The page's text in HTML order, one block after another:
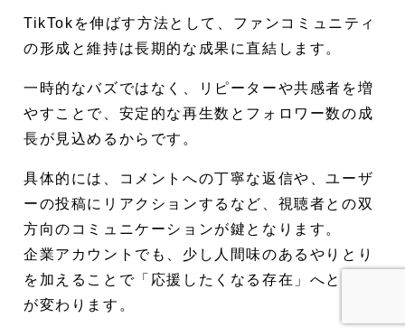
TikTokを伸ばす方法として、ファンコミュニティ
の形成と維持は長期的な成果に直結します。
一時的なバズではなく、リピーターや共感者を増
やすことで、安定的な再生数とフォロワー数の成
長が見込めるからです。
具体的には、コメントへの丁寧な返信や、ユーザ
ーの投稿にリアクションするなど、視聴者との双
方向のコミュニケーションが鍵となります。
企業アカウントでも、少し人間味のあるやりとり
を加えることで「応援したくなる存在」へと印象
が変わります。